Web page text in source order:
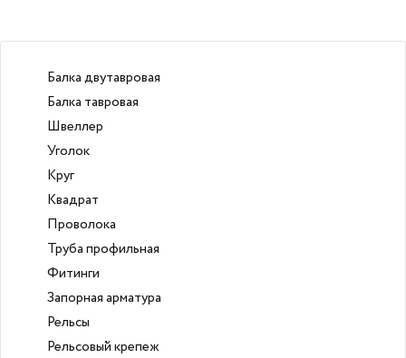
Балка двутавровая
Балка тавровая
Швеллер
Уголок
Круг
Квадрат
Проволока
Труба профильная
Фитинги
Запорная арматура
Рельсы
Рельсовый крепеж